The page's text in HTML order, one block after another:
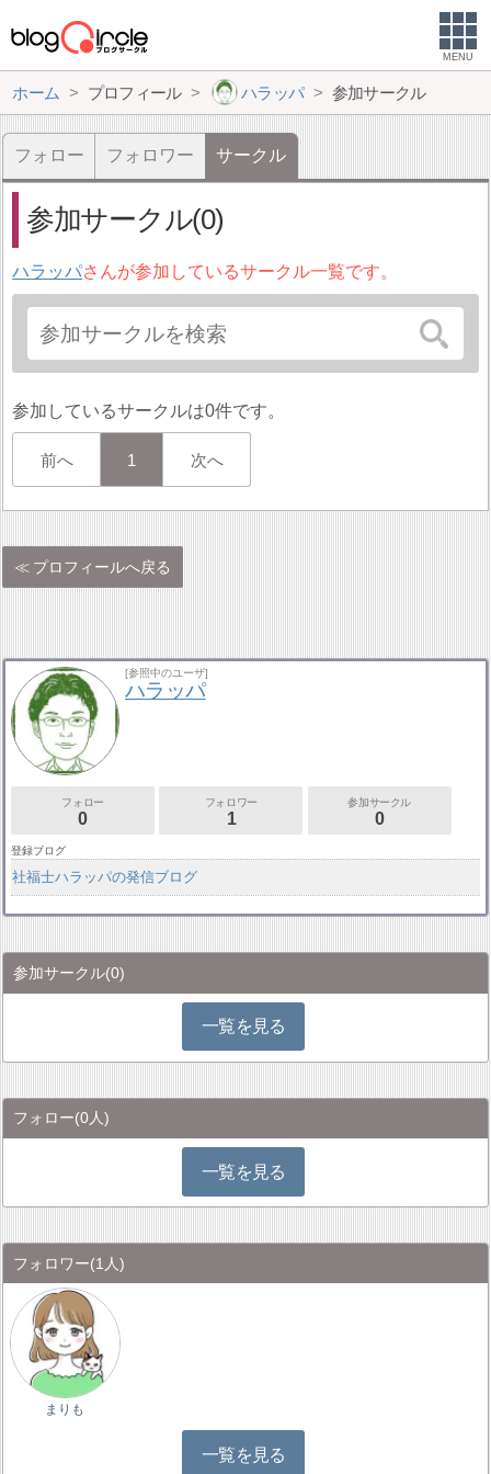
MENU
ホーム プロフィール ハラッパ 参加サークル
フォロー フォロワー サークル
参加サークル(0)
ハラッパさんが参加しているサークル一覧です。
参加しているサークルは0件です。
前へ 1 次へ
プロフィールへ戻る
[参照中のユーザ]
ハラッパ
フォロー
0
フォロワー
1
参加サークル
0
登録ブログ
社福士ハラッパの発信ブログ
参加サークル(0)
一覧を見る
フォロー(0人)
一覧を見る
フォロワー(1人)
まりも
一覧を見る